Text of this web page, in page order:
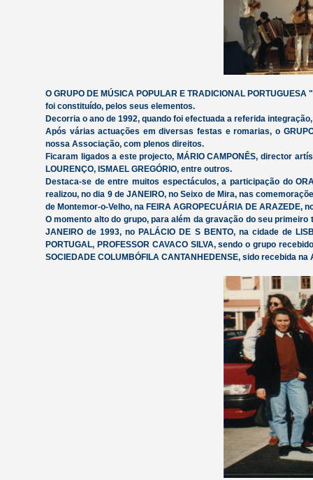
O GRUPO DE MÚSICA POPULAR E TRADICIONAL
foi constituído, pelos seus elementos.
Decorria o ano de 1992, quando foi efectuada a referida
Após várias actuações em diversas festas e romarias, o
nossa Associação, com plenos direitos.
Ficaram ligados a este projecto, MÁRIO CAMPONÊS, director
LOURENÇO, ISMAEL GREGÓRIO, entre outros.
Destaca-se de entre muitos espectáculos, a participação do
realizou, no dia 9 de JANEIRO, no Seixo de Mira, nas
de Montemor-o-Velho, na FEIRA AGROPECUÁRIA DE ARAZEDE,
O momento alto do grupo, para além da gravação do seu primeiro
JANEIRO de 1993, no PALÁCIO DE S BENTO, na cidade de
PORTUGAL, PROFESSOR CAVACO SILVA, sendo o grupo
SOCIEDADE COLUMBÓFILA CANTANHEDENSE, sido recebida